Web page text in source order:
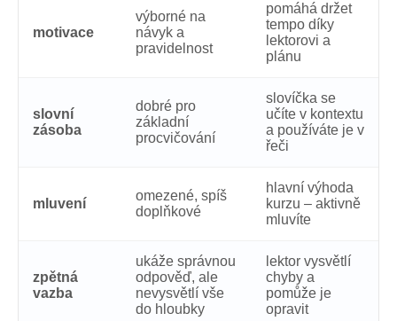
motivace
výborné na
návyk a
pravidelnost
pomáhá držet
tempo díky
lektorovi a
plánu
slovní
zásoba
dobré pro
základní
procvičování
slovíčka se
učíte v kontextu
a používáte je v
řeči
mluvení
omezené, spíš
doplňkové
hlavní výhoda
kurzu – aktivně
mluvíte
zpětná
vazba
ukáže správnou
odpověď, ale
nevysvětlí vše
do hloubky
lektor vysvětlí
chyby a
pomůže je
opravit